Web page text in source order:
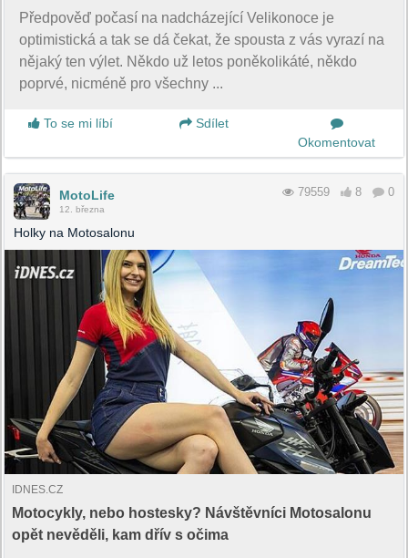
Předpověď počasí na nadcházející Velikonoce je
optimistická a tak se dá čekat, že spousta z vás vyrazí na
nějaký ten výlet. Někdo už letos poněkolikáté, někdo
poprvé, nicméně pro všechny ...
To se mi líbí
Sdílet
Okomentovat
MotoLife
12. března
79559 8 0
Holky na Motosalonu
IDNES.CZ
Motocykly, nebo hostesky? Návštěvníci Motosalonu
opět nevěděli, kam dřív s očima